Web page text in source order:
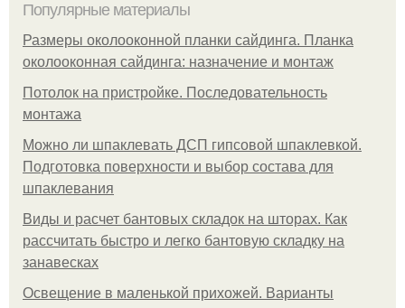
Популярные материалы
Размеры околооконной планки сайдинга. Планка
околооконная сайдинга: назначение и монтаж
Потолок на пристройке. Последовательность
монтажа
Можно ли шпаклевать ДСП гипсовой шпаклевкой.
Подготовка поверхности и выбор состава для
шпаклевания
Виды и расчет бантовых складок на шторах. Как
рассчитать быстро и легко бантовую складку на
занавесках
Освещение в маленькой прихожей. Варианты